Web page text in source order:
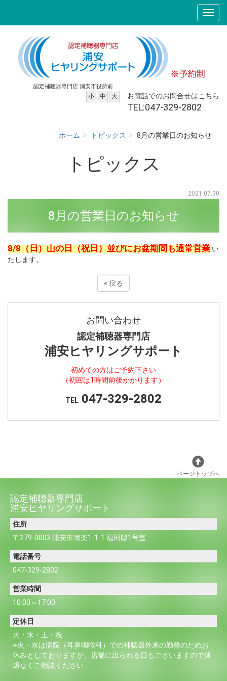
認定補聴器専門店 浦安市役所前
お電話でのお問合せはこちら
TEL:047-329-2802
小 中 大
ホーム トピックス 8月の営業日のお知らせ
トピックス
2021.07.30
8月の営業日のお知らせ
8/8（日）山の日（祝日）並びにお盆期間も通常営業 い
たします。
« 戻る
お問い合わせ
認定補聴器専門店
浦安ヒヤリングサポート
初めての方はご予約下さい
（初回は1時間前後かかります）
TEL 047-329-2802
ページトップへ
認定補聴器専門店
浦安ヒヤリングサポート
住所
〒279-0003 浦安市海楽1-1-1 福田邸1号室
電話番号
047-329-2802
営業時間
10:00～17:00
定休日
火・水・土・祝
※火・水は病院（耳鼻咽喉科）での補聴器外来の勤務のためお
休みとしておりますが、店舗に出られる日もございますので遠
慮なくご相談ください